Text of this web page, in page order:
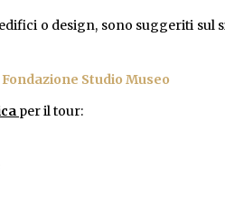
o design, sono suggeriti sul
Fondazione Studio Museo
per il tour: